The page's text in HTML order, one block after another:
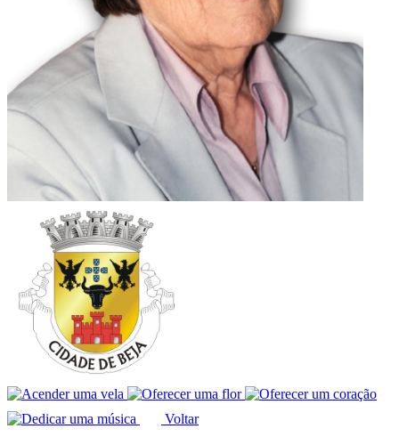
Voltar